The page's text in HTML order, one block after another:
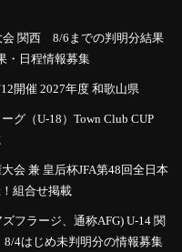
会 関西 8/6までの判明分結果
・日程情報募集
開催 2027年度 和歌山県
グ（U-18）Town Club CUP
会 兼 皇后杯JFA第48回全日本
組合せ掲載
フラージ、通称AFG) U-14 関
4はじめ未判明分の情報募集